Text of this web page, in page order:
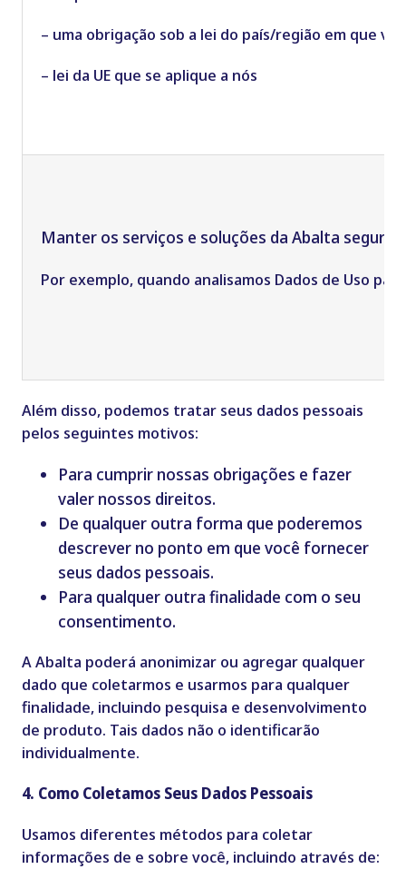
– uma obrigação sob a lei do país/região em que
– lei da UE que se aplique a nós
Manter os serviços e soluções da Abalta
Por exemplo, quando analisamos Dados de Uso
Além disso, podemos tratar seus dados pessoais
pelos seguintes motivos:
Para cumprir nossas obrigações e fazer
valer nossos direitos.
De qualquer outra forma que poderemos
descrever no ponto em que você fornecer
seus dados pessoais.
Para qualquer outra finalidade com o seu
consentimento.
A Abalta poderá anonimizar ou agregar qualquer
dado que coletarmos e usarmos para qualquer
finalidade, incluindo pesquisa e desenvolvimento
de produto. Tais dados não o identificarão
individualmente.
4. Como Coletamos Seus Dados Pessoais
Usamos diferentes métodos para coletar
informações de e sobre você, incluindo através de: